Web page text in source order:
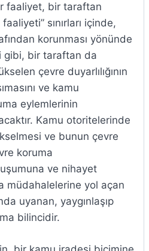
faaliyet, bir taraftan
sınırları içinde,
korunması yönünde
gibi, bir taraftan da
çevre duyarlılığının
ve kamu
eylemlerinin
Kamu otoritelerinde
ve bunun çevre
koruma
ve nihayet
müdahalelerine yol açan
uyanan, yaygınlaşıp
bilincidir.